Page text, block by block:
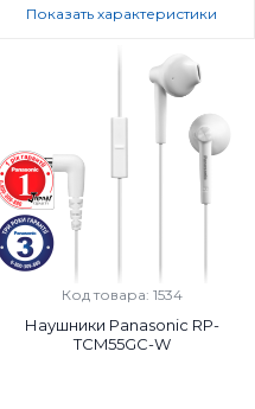
Диапазон частот наушников, Гц:
Микрофон:
Да
Вес, г:
50 г
Тип подключения:
Проводной
Показать характеристики
Код товара: 1534
Наушники Panasonic RP-
TCM55GC-W